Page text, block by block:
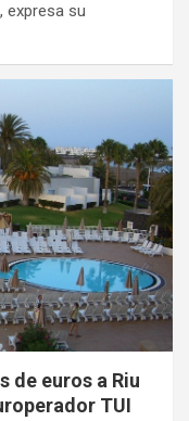
expresa su
de euros a Riu
TUI